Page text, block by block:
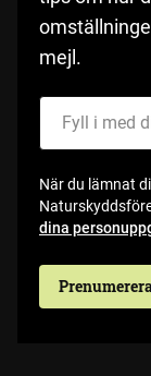
mejl.
När du lämnat
dina